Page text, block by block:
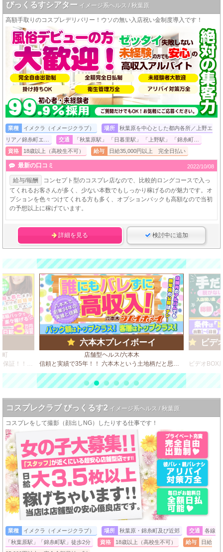
ぴっくるすシアター イメージ系ヘルス / 秋葉原
高額手取りのコスプレデリバリー！ウソの無い入店祝い金制度導入です！
業種 イメクラ（イメージクラブ） 場所
秋葉原を中心とした都内各所／上野エ
リア／錦糸町エ…
交通
「秋葉原駅」 「日暮里駅」 「上野駅」 「錦糸町…
資格
18歳以上（高校生不可） 給与 日給35,000円以上 完全日払い
最新の口コミ 2022/10/08
給与/報酬
コンセプト型のコスプレ店なので、比較的ロングコースで入っ
てくれるお客さんが多く、少ない本数でもしっかり稼げるのが魅力です。オ
プションを色々つけてくれる方も多く、オプションバックも高額なので当初
の予想以上に稼げています。
詳細を見る 検討中に追加
六本木プレイボーイ
店舗型ヘルス/六本木
ビデオ
コスプレクラブ ぴっくるす2 イメージ系ヘルス / 秋葉原
コスプレをして撮影（顔出しNG）したりする仕事です！
業種 イメクラ（イメージクラブ） 場所 秋葉原・錦糸町及び近郊 交通
各線
「秋葉原駅」「錦糸町駅」徒歩2分
資格 18歳以上（高校生不可） 給与
日給